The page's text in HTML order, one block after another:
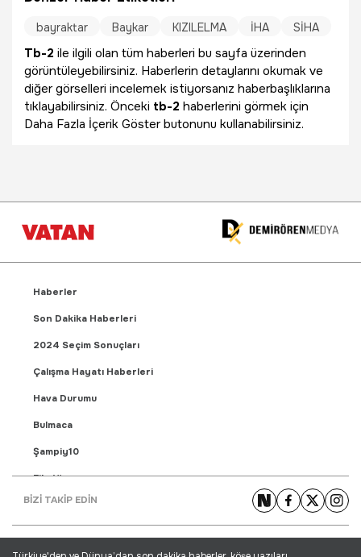
bayraktar Baykar KIZILELMA İHA SİHA
Tb-2 ile ilgili olan tüm haberleri bu sayfa üzerinden
görüntüleyebilirsiniz. Haberlerin detaylarını okumak ve
diğer görselleri incelemek istiyorsanız haberbaşlıklarına
tıklayabilirsiniz. Önceki tb-2 haberlerini görmek için
Daha Fazla İçerik Göster butonunu kullanabilirsiniz.
Haberler
Son Dakika Haberleri
2024 Seçim Sonuçları
Çalışma Hayatı Haberleri
Hava Durumu
Bulmaca
Şampiy10
Fikstür
Puan Durumu
BİZİ TAKİP EDİN